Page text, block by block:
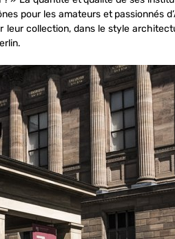
pour les amateurs et passionnés
leur collection, dans le style